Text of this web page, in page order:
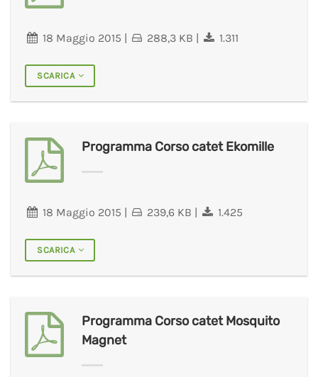
18 Maggio 2015 | 288,3 KB | 1.311
SCARICA
Programma Corso catet Ekomille
18 Maggio 2015 | 239,6 KB | 1.425
SCARICA
Programma Corso catet Mosquito
Magnet